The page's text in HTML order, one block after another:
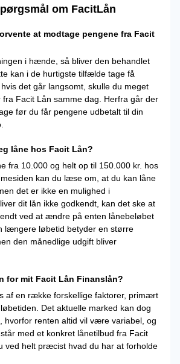
om FacitLån
at modtage pengene fra Facit
i hænde, så bliver den behandlet
kan i de hurtigste tilfælde tage få
det går langsomt, skulle du meget
Facit Lån samme dag. Herfra går der
før du får pengene udbetalt til din
låne hos Facit Lån?
fra 10.000 og helt op til 150.000 kr. hos
kan du læse om, at du kan låne
det er ikke en mulighed i
dit lån ikke godkendt, kan det ske at
ved at ændre på enten lånebeløbet
længere løbetid betyder en større
den månedlige udgift bliver
for mit Facit Lån Finanslån?
af en række forskellige faktorer, primært
Det aktuelle marked kan dog
hvorfor renten altid vil være variabel, og
med et konkret lånetilbud fra Facit
ved helt præcist hvad du har at forholde